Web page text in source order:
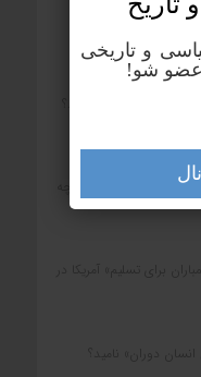
و تسلیم می‌شود، چه
برای تسلیم» آمریکا در
انسان دوران» نامید؟
و تاریخی
عضو شو!